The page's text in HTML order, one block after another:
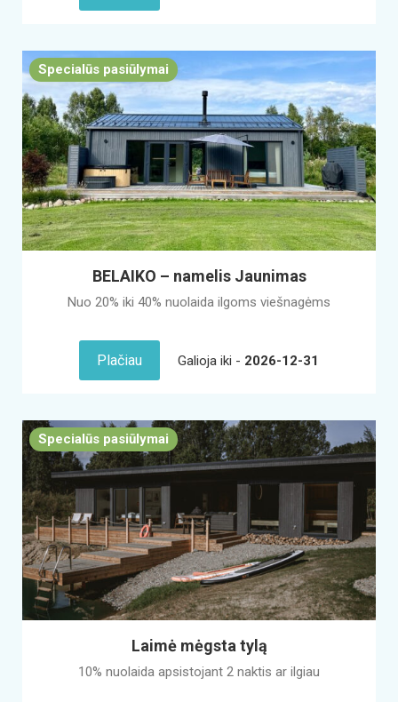
Specialūs pasiūlymai
BELAIKO – namelis Jaunimas
Nuo 20% iki 40% nuolaida ilgoms viešnagėms
Plačiau Galioja iki - 2026-12-31
Specialūs pasiūlymai
Laimė mėgsta tylą
10% nuolaida apsistojant 2 naktis ar ilgiau